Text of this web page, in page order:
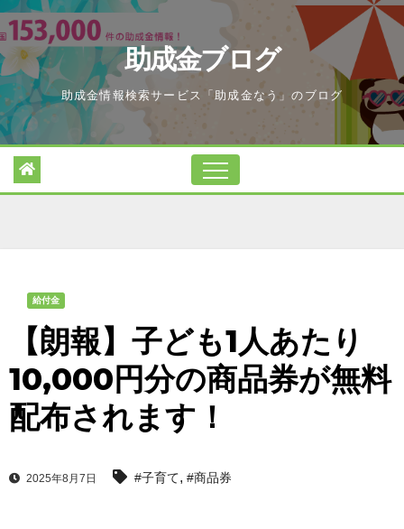
Skip
to
content
助成金ブログ
助成金情報検索サービス「助成金なう」のブログ
給付金
【朗報】子ども1人あたり
10,000円分の商品券が無料
配布されます！
2025年8月7日 #子育て, #商品券